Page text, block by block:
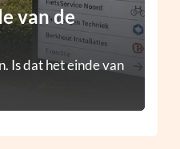
van de
Is dat het einde van